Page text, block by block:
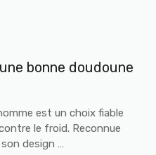
bonne doudoune
est un choix fiable
le froid. Reconnue
design …